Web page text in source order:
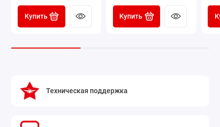
Купить Купить
Техническая поддержка